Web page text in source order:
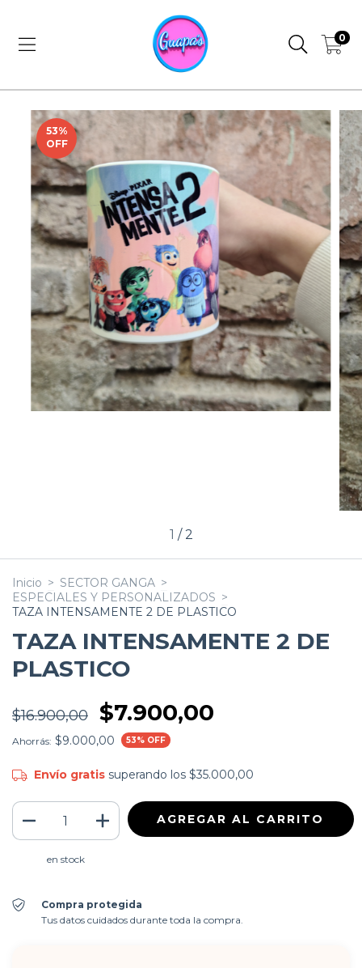
0
53%
OFF
1 / 2
Inicio > SECTOR GANGA >
ESPECIALES Y PERSONALIZADOS >
TAZA INTENSAMENTE 2 DE PLASTICO
TAZA INTENSAMENTE 2 DE
PLASTICO
$16.900,00 $7.900,00
Ahorrás: $9.000,00 53% OFF
Envío gratis superando los $35.000,00
en stock
Compra protegida
Tus datos cuidados durante toda la compra.